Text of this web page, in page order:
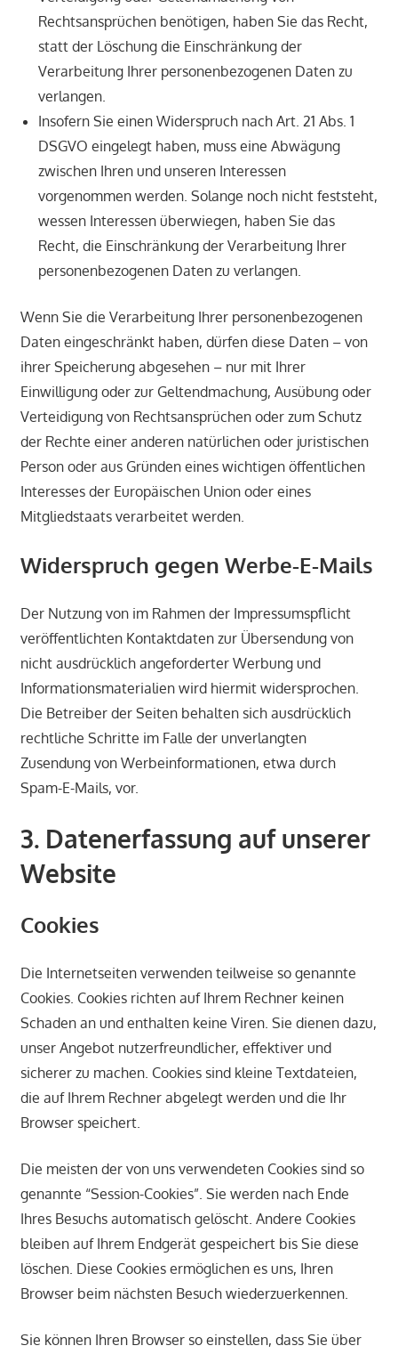
Rechtsansprüchen benötigen, haben Sie das Recht,
statt der Löschung die Einschränkung der
Verarbeitung Ihrer personenbezogenen Daten zu
verlangen.
Insofern Sie einen Widerspruch nach Art. 21 Abs. 1
DSGVO eingelegt haben, muss eine Abwägung
zwischen Ihren und unseren Interessen
vorgenommen werden. Solange noch nicht feststeht,
wessen Interessen überwiegen, haben Sie das
Recht, die Einschränkung der Verarbeitung Ihrer
personenbezogenen Daten zu verlangen.
Wenn Sie die Verarbeitung Ihrer personenbezogenen
Daten eingeschränkt haben, dürfen diese Daten – von
ihrer Speicherung abgesehen – nur mit Ihrer
Einwilligung oder zur Geltendmachung, Ausübung oder
Verteidigung von Rechtsansprüchen oder zum Schutz
der Rechte einer anderen natürlichen oder juristischen
Person oder aus Gründen eines wichtigen öffentlichen
Interesses der Europäischen Union oder eines
Mitgliedstaats verarbeitet werden.
Widerspruch gegen Werbe-E-Mails
Der Nutzung von im Rahmen der Impressumspflicht
veröffentlichten Kontaktdaten zur Übersendung von
nicht ausdrücklich angeforderter Werbung und
Informationsmaterialien wird hiermit widersprochen.
Die Betreiber der Seiten behalten sich ausdrücklich
rechtliche Schritte im Falle der unverlangten
Zusendung von Werbeinformationen, etwa durch
Spam-E-Mails, vor.
3. Datenerfassung auf unserer
Website
Cookies
Die Internetseiten verwenden teilweise so genannte
Cookies. Cookies richten auf Ihrem Rechner keinen
Schaden an und enthalten keine Viren. Sie dienen dazu,
unser Angebot nutzerfreundlicher, effektiver und
sicherer zu machen. Cookies sind kleine Textdateien,
die auf Ihrem Rechner abgelegt werden und die Ihr
Browser speichert.
Die meisten der von uns verwendeten Cookies sind so
genannte “Session-Cookies”. Sie werden nach Ende
Ihres Besuchs automatisch gelöscht. Andere Cookies
bleiben auf Ihrem Endgerät gespeichert bis Sie diese
löschen. Diese Cookies ermöglichen es uns, Ihren
Browser beim nächsten Besuch wiederzuerkennen.
Sie können Ihren Browser so einstellen, dass Sie über